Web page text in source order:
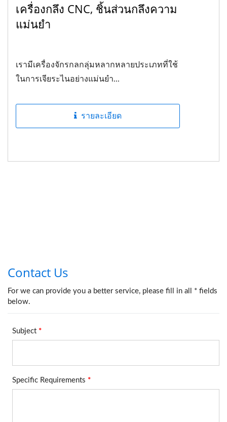
เครื่องกลึง CNC, ชิ้นส่วนกลึงความ
แม่นยำ
เรามีเครื่องจักรกลกลุ่มหลากหลายประเภทที่ใช้
ในการเจียระไนอย่างแม่นยำ...
รายละเอียด